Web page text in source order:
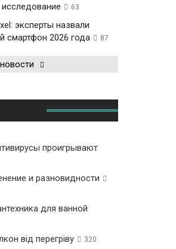
63
эксперты назвали
смартфон 2026 года
87
проигрывают
и разновидности
для ванной
від перегріву 320